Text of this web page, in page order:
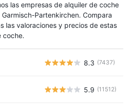
las empresas de alquiler de coche
Partenkirchen. Compara
las valoraciones y precios de estas
coche.
8.3 (7437)
5.9 (11512)